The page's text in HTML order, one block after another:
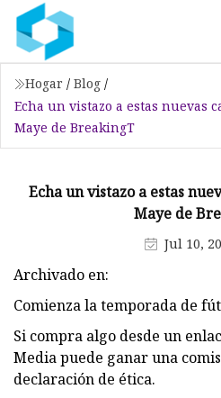
Hogar / Blog /
Echa un vistazo a estas nuevas
Maye de BreakingT
Echa un vistazo a estas
Maye de
Jul 10,
Archivado en:
Comienza la temporada de
Si compra algo desde un
Media puede ganar una
declaración de ética.